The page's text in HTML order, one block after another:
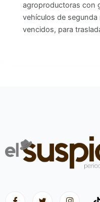
agroproductoras con
vehículos de
vencidos, para